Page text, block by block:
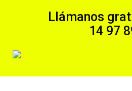
content
Llámanos
14 97